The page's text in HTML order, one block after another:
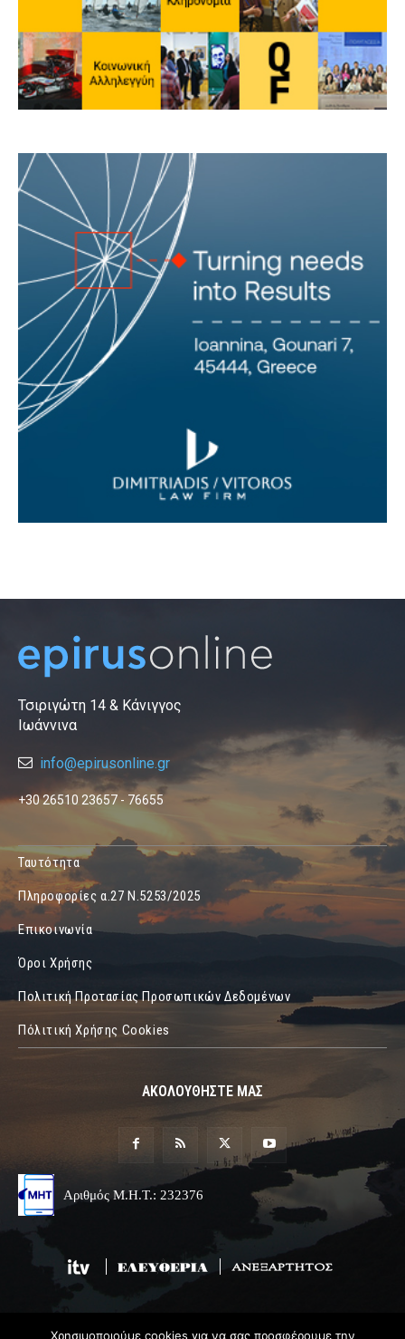
Τσιριγώτη 14 & Κάνιγγος
Ιωάννινα
info@epirusonline.gr
+30 26510 23657 - 76655
Ταυτότητα
Πληροφορίες α.27 Ν.5253/2025
Επικοινωνία
Όροι Χρήσης
Πολιτική Προτασίας Προσωπικών Δεδομένων
Πόλιτική Χρήσης Cookies
ΑΚΟΛΟΥΘΗΣΤΕ ΜΑΣ
Αριθμός Μ.Η.Τ.: 232376
Χρησιμοποιούμε cookies για να σας προσφέρουμε την